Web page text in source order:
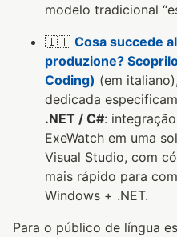
modelo tradicional
🇮🇹 Cosa succede
produzione?
Coding) (em
dedicada
.NET / C#:
ExeWatch em uma
Visual Studio, com
mais rápido para
Windows + .NET.
Para o público de língua